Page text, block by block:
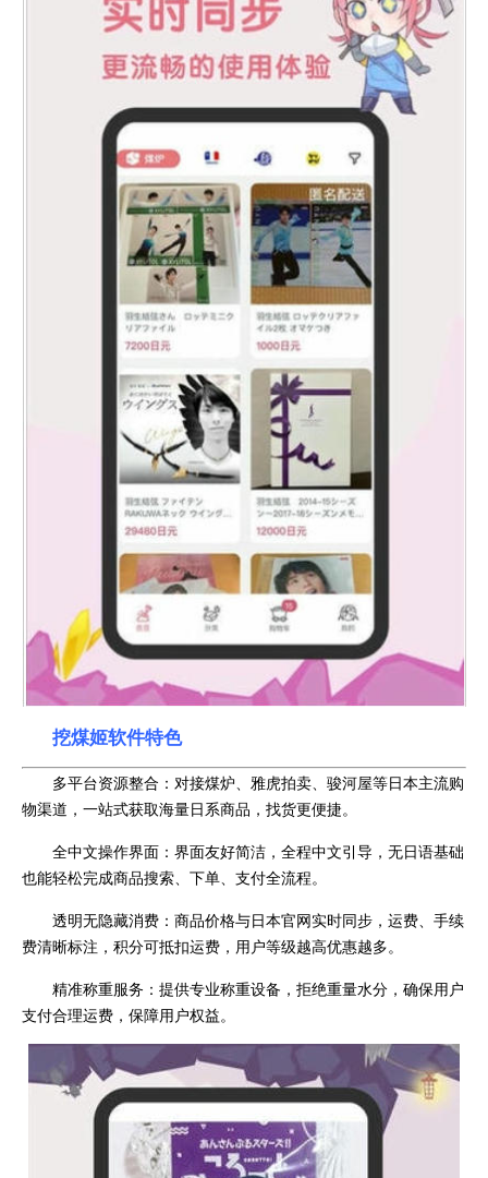
挖煤姬软件特色
多平台资源整合：对接煤炉、雅虎拍卖、骏河屋等日本主流购
物渠道，一站式获取海量日系商品，找货更便捷。
全中文操作界面：界面友好简洁，全程中文引导，无日语基础
也能轻松完成商品搜索、下单、支付全流程。
透明无隐藏消费：商品价格与日本官网实时同步，运费、手续
费清晰标注，积分可抵扣运费，用户等级越高优惠越多。
精准称重服务：提供专业称重设备，拒绝重量水分，确保用户
支付合理运费，保障用户权益。